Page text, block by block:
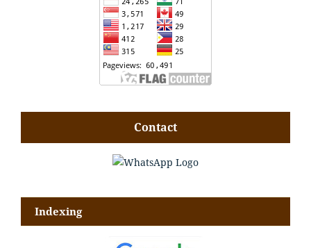
Contact
Indexing